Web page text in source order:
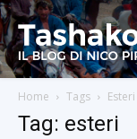
Home Tags Esteri
Tag: esteri